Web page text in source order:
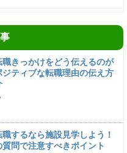
職きっかけをどう伝えるのが
ジティブな転職理由の伝え方
するなら施設見学しよう！
問で注意すべきポイント